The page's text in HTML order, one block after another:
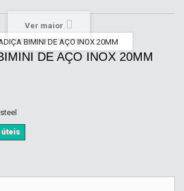
Ver maior
DE AÇO INOX 20MM
úteis